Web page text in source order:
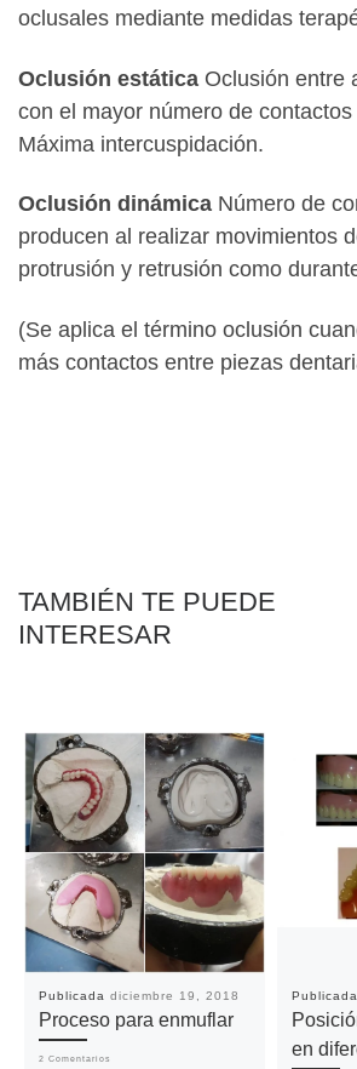
oclusales mediante medidas
Oclusión estática Oclusión entre
con el mayor número de
Máxima intercuspidación.
Oclusión dinámica Número de
producen al realizar movimientos
protrusión y retrusión como
(Se aplica el término oclusión
más contactos entre piezas
TAMBIÉN TE PUEDE
INTERESAR
Publicada diciembre 19, 2018
Proceso para enmuflar
2 Comentarios
Publicada
en